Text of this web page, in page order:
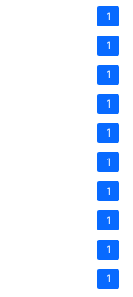
1
1
1
1
1
1
1
1
1
1